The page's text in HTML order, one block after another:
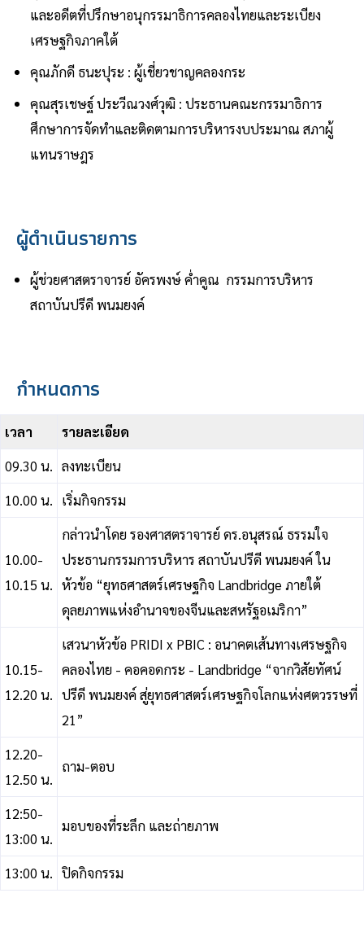
และอดีตที่ปรึกษาอนุกรรมาธิการคลองไทยและระเบียง
เศรษฐกิจภาคใต้
คุณภักดี ธนะปุระ : ผู้เชี่ยวชาญคลองกระ
คุณสุรเชษฐ์ ประวีณวงศ์วุฒิ : ประธานคณะกรรมาธิการ
ศึกษาการจัดทำและติดตามการบริหารงบประมาณ สภาผู้
แทนราษฎร
ผู้ดำเนินรายการ
ผู้ช่วยศาสตราจารย์ อัครพงษ์ ค่ำคูณ กรรมการบริหาร
สถาบันปรีดี พนมยงค์
กำหนดการ
เวลา
รายละเอียด
09.30 น. ลงทะเบียน
10.00 น. เริ่มกิจกรรม
10.00-
10.15 น.
กล่าวนำโดย รองศาสตราจารย์ ดร.อนุสรณ์ ธรรมใจ
ประธานกรรมการบริหาร สถาบันปรีดี พนมยงค์ ใน
หัวข้อ “ยุทธศาสตร์เศรษฐกิจ Landbridge ภายใต้
ดุลยภาพแห่งอำนาจของจีนและสหรัฐอเมริกา”
10.15-
12.20 น.
เสวนาหัวข้อ PRIDI x PBIC : อนาคตเส้นทางเศรษฐกิจ
คลองไทย - คอคอดกระ - Landbridge “จากวิสัยทัศน์
ปรีดี พนมยงค์ สู่ยุทธศาสตร์เศรษฐกิจโลกแห่งศตวรรษที่
21”
12.20-
12.50 น.
ถาม-ตอบ
12:50-
13:00 น.
มอบของที่ระลึก และถ่ายภาพ
13:00 น. ปิดกิจกรรม